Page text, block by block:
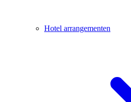
Hotel arrangementen